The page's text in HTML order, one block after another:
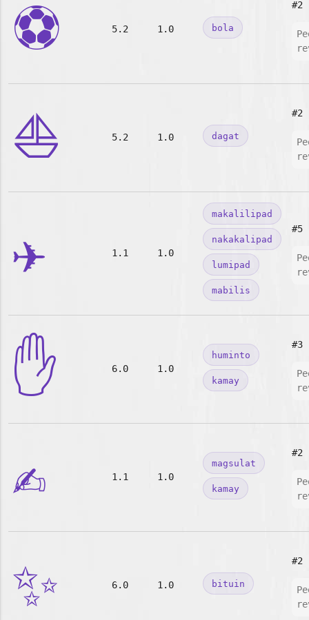
⚽ 5.2 1.0 bola
#2
⛵ 5.2 1.0 dagat
#2
✈️ 1.1 1.0
makalilipad
nakakalipad
lumipad
mabilis
#5
✋ 6.0 1.0
huminto
kamay
#3
✍️ 1.1 1.0
magsulat
kamay
#2
✨ 6.0 1.0 bituin
#2